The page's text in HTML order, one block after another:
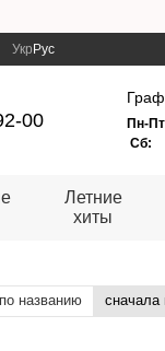
Укр Рус
00 Пн-
Сб:
Летние
хиты
по названию сначала